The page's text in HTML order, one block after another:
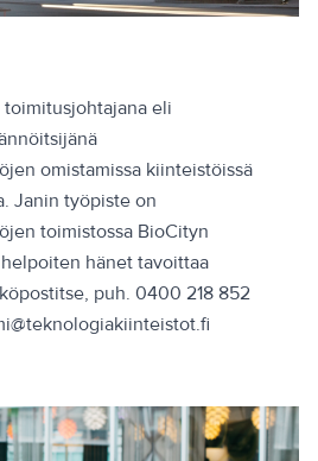
eli
omistamissa kiinteistöissä
Janin työpiste on
toimistossa BioCityn
hänet tavoittaa
puh. 0400 218 852